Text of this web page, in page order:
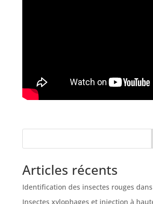
Articles récents
Identification des insectes rouges
Insectes xylophages et injection à